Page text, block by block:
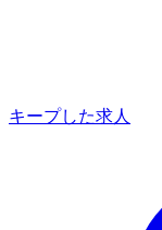
キープした求人